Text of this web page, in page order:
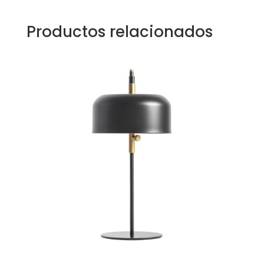
Productos relacionados